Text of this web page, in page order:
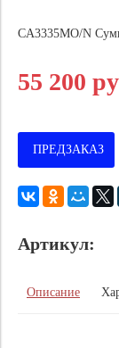
CA3335MO/N
55 200
ПРЕДЗАКАЗ
Артикул:
Описание